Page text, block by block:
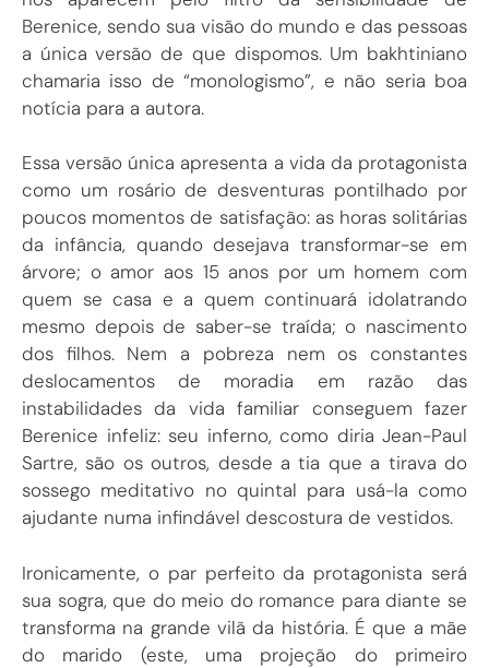
Berenice, sendo sua visão do mundo e das pessoas
a única versão de que dispomos. Um bakhtiniano
chamaria isso de “monologismo”, e não seria boa
notícia para a autora.
Essa versão única apresenta a vida da protagonista
como um rosário de desventuras pontilhado por
poucos momentos de satisfação: as horas solitárias
da infância, quando desejava transformar-se em
árvore; o amor aos 15 anos por um homem com
quem se casa e a quem continuará idolatrando
mesmo depois de saber-se traída; o nascimento
dos filhos. Nem a pobreza nem os constantes
deslocamentos de moradia em razão das
instabilidades da vida familiar conseguem fazer
Berenice infeliz: seu inferno, como diria Jean-Paul
Sartre, são os outros, desde a tia que a tirava do
sossego meditativo no quintal para usá-la como
ajudante numa infindável descostura de vestidos.
Ironicamente, o par perfeito da protagonista será
sua sogra, que do meio do romance para diante se
transforma na grande vilã da história. É que a mãe
do marido (este, uma projeção do primeiro